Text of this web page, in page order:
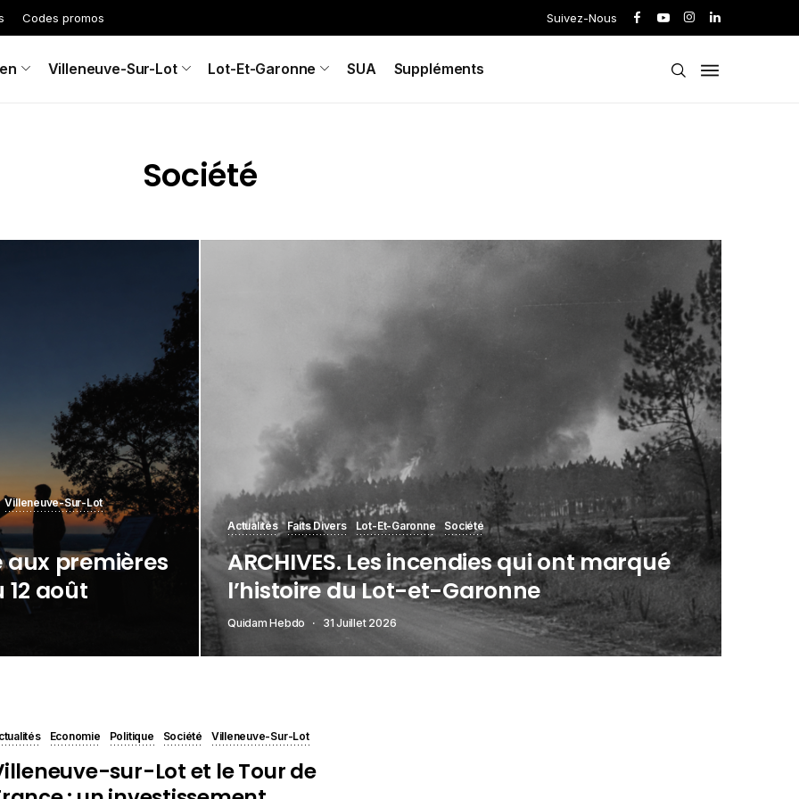
Codes promos Suivez-Nous
Villeneuve-Sur-Lot Lot-Et-Garonne SUA Suppléments
Société
Villeneuve-Sur-Lot
premières
12 août
Actualités Faits Divers Lot-Et-Garonne Société
ARCHIVES. Les incendies qui ont marqué
l’histoire du Lot-et-Garonne
Quidam Hebdo 31 Juillet 2026
Economie Politique Société Villeneuve-Sur-Lot
sur-Lot et le Tour de